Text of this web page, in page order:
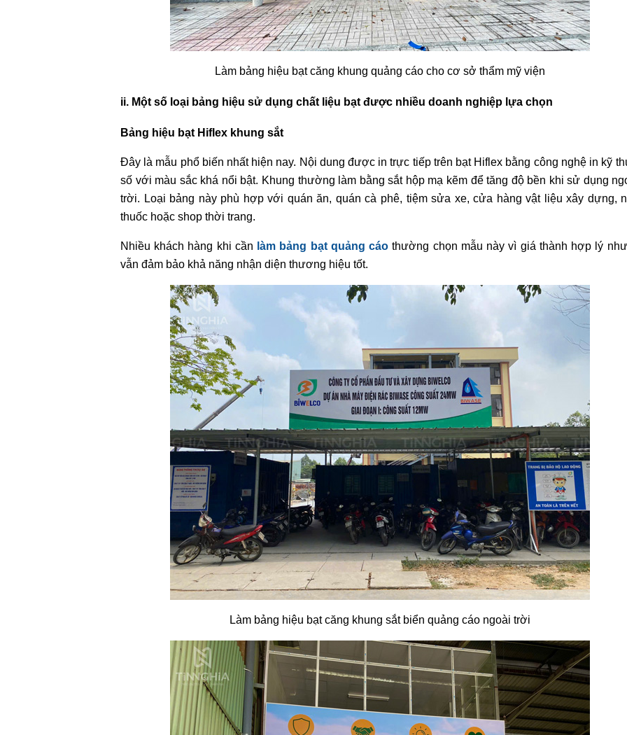
Làm bảng hiệu bạt căng khung quảng cáo cho cơ sở thẩm mỹ viện
ii. Một số loại bảng hiệu sử dụng chất liệu bạt được nhiều doanh nghiệp lựa chọn
Bảng hiệu bạt Hiflex khung sắt
Đây là mẫu phổ biến nhất hiện nay. Nội dung được in trực tiếp trên bạt Hiflex bằng công nghệ in kỹ
số với màu sắc khá nổi bật. Khung thường làm bằng sắt hộp mạ kẽm để tăng độ bền khi sử dụng
trời. Loại bảng này phù hợp với quán ăn, quán cà phê, tiệm sửa xe, cửa hàng vật liệu xây dựng,
thuốc hoặc shop thời trang.
Nhiều khách hàng khi cần làm bảng bạt quảng cáo thường chọn mẫu này vì giá thành hợp lý
vẫn đảm bảo khả năng nhận diện thương hiệu tốt.
Làm bảng hiệu bạt căng khung sắt biển quảng cáo ngoài trời